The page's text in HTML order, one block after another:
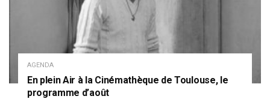
AGENDA
En plein Air à la Cinémathèque de Toulouse, le
programme d’août